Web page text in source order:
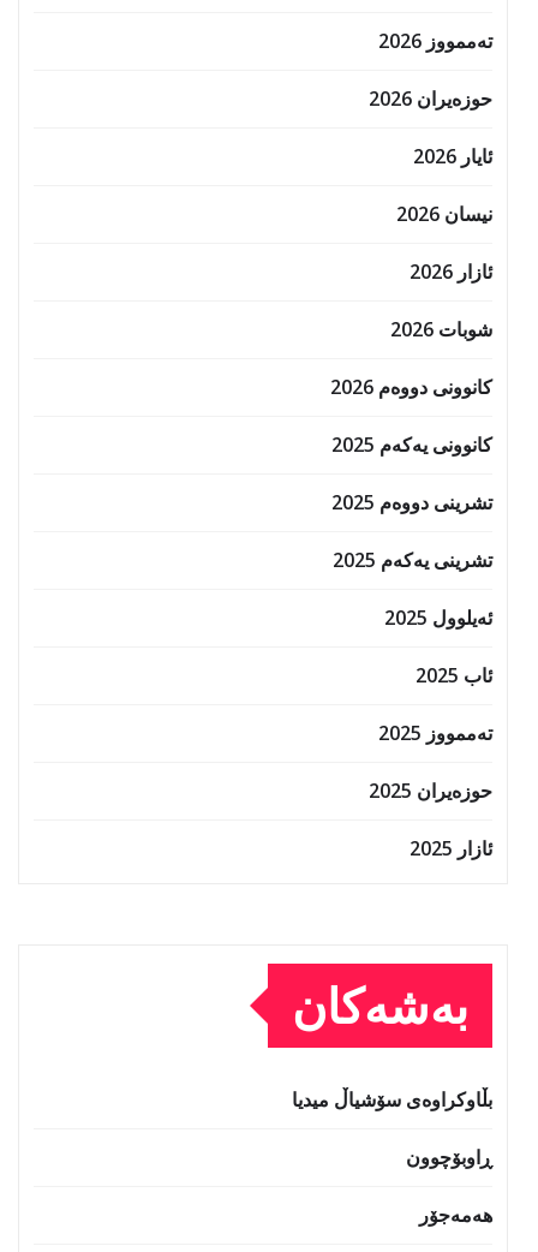
تەممووز 2026
حوزه‌یران 2026
ئایار 2026
نیسان 2026
ئازار 2026
شوبات 2026
کانوونی دووەم 2026
کانوونی یەکەم 2025
تشرینی دووەم 2025
تشرینی یەکەم 2025
ئەیلوول 2025
ئاب 2025
تەممووز 2025
حوزه‌یران 2025
ئازار 2025
بەشەکان
بڵاوکراوەی سۆشیاڵ میدیا
ڕاوبۆچوون
هەمەجۆر